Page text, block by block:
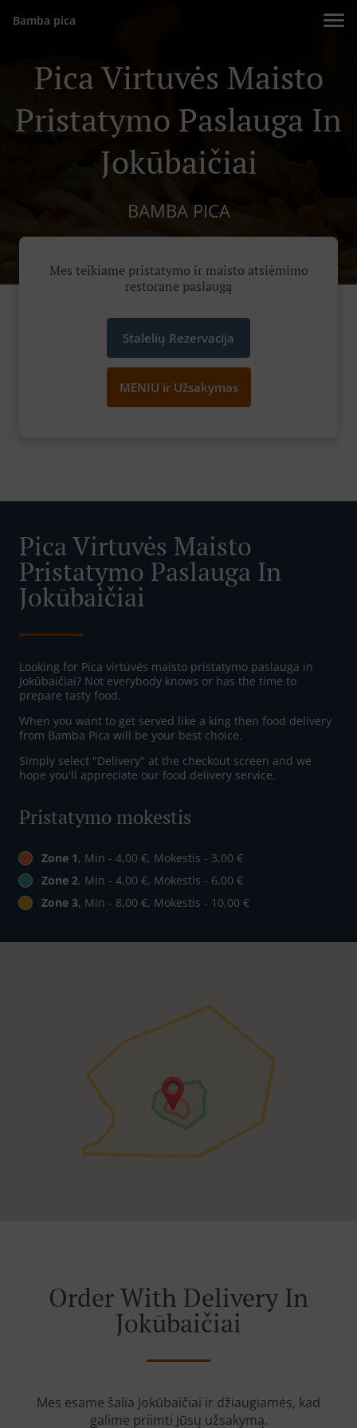
Bamba pica
Pica Virtuvės Maisto
Pristatymo Paslauga In
Jokūbaičiai
BAMBA PICA
Mes teikiame pristatymo ir maisto atsiėmimo
restorane paslaugą
Stalelių Rezervacija
MENIU ir Užsakymas
Pica Virtuvės Maisto
Pristatymo Paslauga In
Jokūbaičiai
Looking for Pica virtuvės maisto pristatymo paslauga in
Jokūbaičiai? Not everybody knows or has the time to
prepare tasty food.
When you want to get served like a king then food delivery
from Bamba Pica will be your best choice.
Simply select "Delivery" at the checkout screen and we
hope you'll appreciate our food delivery service.
Pristatymo mokestis
Zone 1, Min - 4,00 €, Mokestis - 3,00 €
Zone 2, Min - 4,00 €, Mokestis - 6,00 €
Zone 3, Min - 8,00 €, Mokestis - 10,00 €
Order With Delivery In
Jokūbaičiai
Mes esame šalia Jokūbaičiai ir džiaugiamės, kad
galime priimti Jūsų užsakymą.